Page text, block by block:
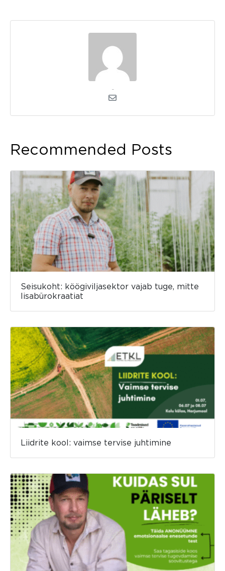
Recommended Posts
Seisukoht: köögiviljasektor vajab tuge, mitte
lisabürokraatiat
Liidrite kool: vaimse tervise juhtimine